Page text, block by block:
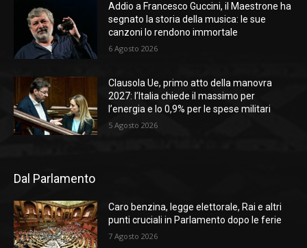
Addio a Francesco Guccini, il Maestrone ha
segnato la storia della musica: le sue
canzoni lo rendono immortale
6 Agosto 2026
Clausola Ue, primo atto della manovra
2027: l’Italia chiede il massimo per
l’energia e lo 0,9% per le spese militari
5 Agosto 2026
Dal Parlamento
Caro benzina, legge elettorale, Rai e altri
punti cruciali in Parlamento dopo le ferie
7 Agosto 2026